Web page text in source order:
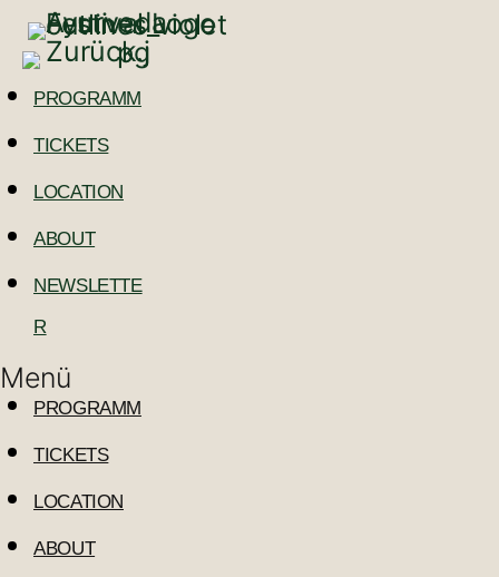
PROGRAMM
TICKETS
LOCATION
ABOUT
NEWSLETTE
R
Menü
PROGRAMM
TICKETS
LOCATION
ABOUT